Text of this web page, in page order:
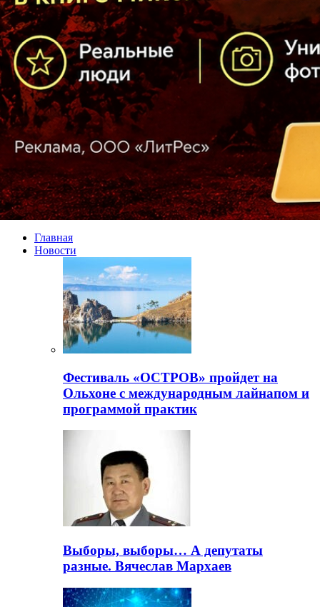
Главная
Новости
Фестиваль «ОСТРОВ» пройдет на
Ольхоне с международным лайнапом и
программой практик
Выборы, выборы… А депутаты
разные. Вячеслав Мархаев